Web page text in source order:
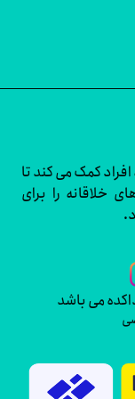
می کند تا
را برای
باشد